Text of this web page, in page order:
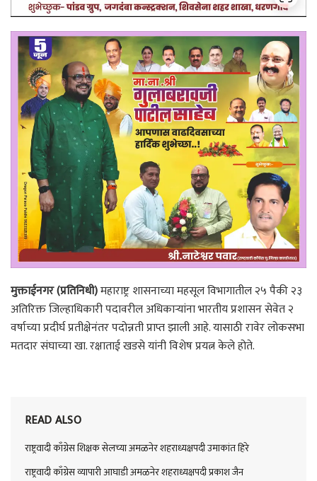
मुक्ताईनगर (प्रतिनिधी)महाराष्ट्र शासनाच्या महसूल विभागातील २५ पैकी २३
अतिरिक्त जिल्हाधिकारी पदावरील अधिकार्‍यांना भारतीय प्रशासन सेवेत २
वर्षाच्या प्रदीर्घ प्रतीक्षेनंतर पदोन्नती प्राप्त झाली आहे. यासाठी रावेर लोकसभा
मतदार संघाच्या खा. रक्षाताई खडसे यांनी विशेष प्रयत्न केले होते.
READ ALSO
राष्ट्रवादी काँग्रेस शिक्षक सेलच्या अमळनेर शहराध्यक्षपदी उमाकांत हिरे
राष्ट्रवादी काँग्रेस व्यापारी आघाडी अमळनेर शहराध्यक्षपदी प्रकाश जैन